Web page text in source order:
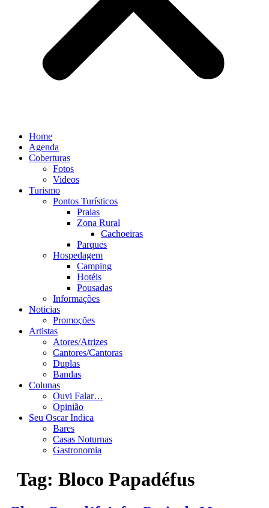
Home
Agenda
Coberturas
Fotos
Videos
Turismo
Pontos Turísticos
Praias
Zona Rural
Cachoeiras
Parques
Hospedagem
Camping
Hotéis
Pousadas
Informações
Noticias
Promoções
Artistas
Atores/Atrizes
Cantores/Cantoras
Duplas
Bandas
Colunas
Ouvi Falar…
Opinião
Seu Oscar Indica
Bares
Casas Noturnas
Gastronomia
Tag: Bloco Papadéfus